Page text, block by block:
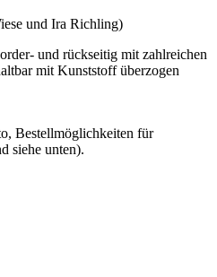
und Ira Richling)
und rückseitig mit zahlreichen
mit Kunststoff überzogen
Bestellmöglichkeiten für
siehe unten).